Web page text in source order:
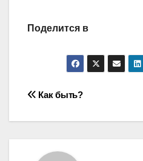
Поделится в
Навигация
по
записям
Как быть?